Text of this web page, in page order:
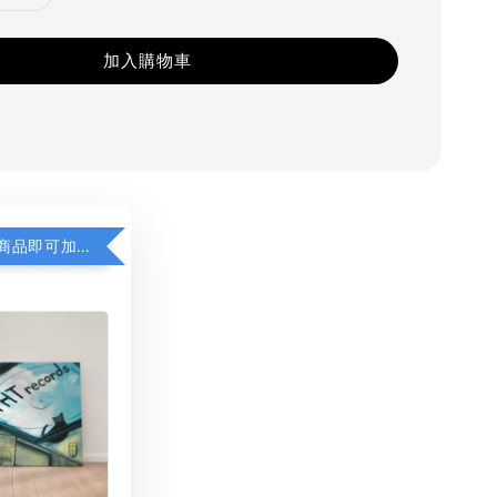
加入購物車
凡購買任一商品即可加購 THT 九週年 同一片天空 無框畫 30 x 30 cm 附掛勾 (黑膠封面大小）